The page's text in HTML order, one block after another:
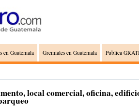
en Guatemala Gremiales en Guatemala Publica
local comercial, oficina,